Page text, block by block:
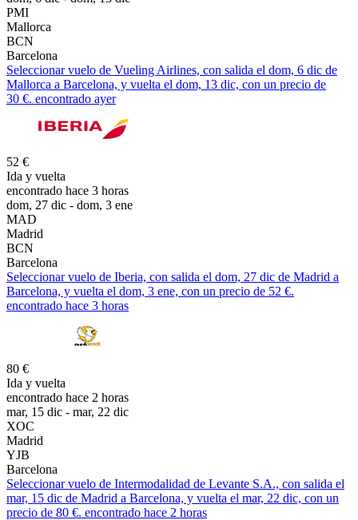
PMI
Mallorca
BCN
Barcelona
Seleccionar vuelo de Vueling Airlines, con salida el dom, 6 dic de
Mallorca a Barcelona, y vuelta el dom, 13 dic, con un precio de
30 €. encontrado ayer
52 €
Ida y vuelta
encontrado hace 3 horas
dom, 27 dic - dom, 3 ene
MAD
Madrid
BCN
Barcelona
Seleccionar vuelo de Iberia, con salida el dom, 27 dic de Madrid a
Barcelona, y vuelta el dom, 3 ene, con un precio de 52 €.
encontrado hace 3 horas
80 €
Ida y vuelta
encontrado hace 2 horas
mar, 15 dic - mar, 22 dic
XOC
Madrid
YJB
Barcelona
Seleccionar vuelo de Intermodalidad de Levante S.A., con salida el
mar, 15 dic de Madrid a Barcelona, y vuelta el mar, 22 dic, con un
precio de 80 €. encontrado hace 2 horas